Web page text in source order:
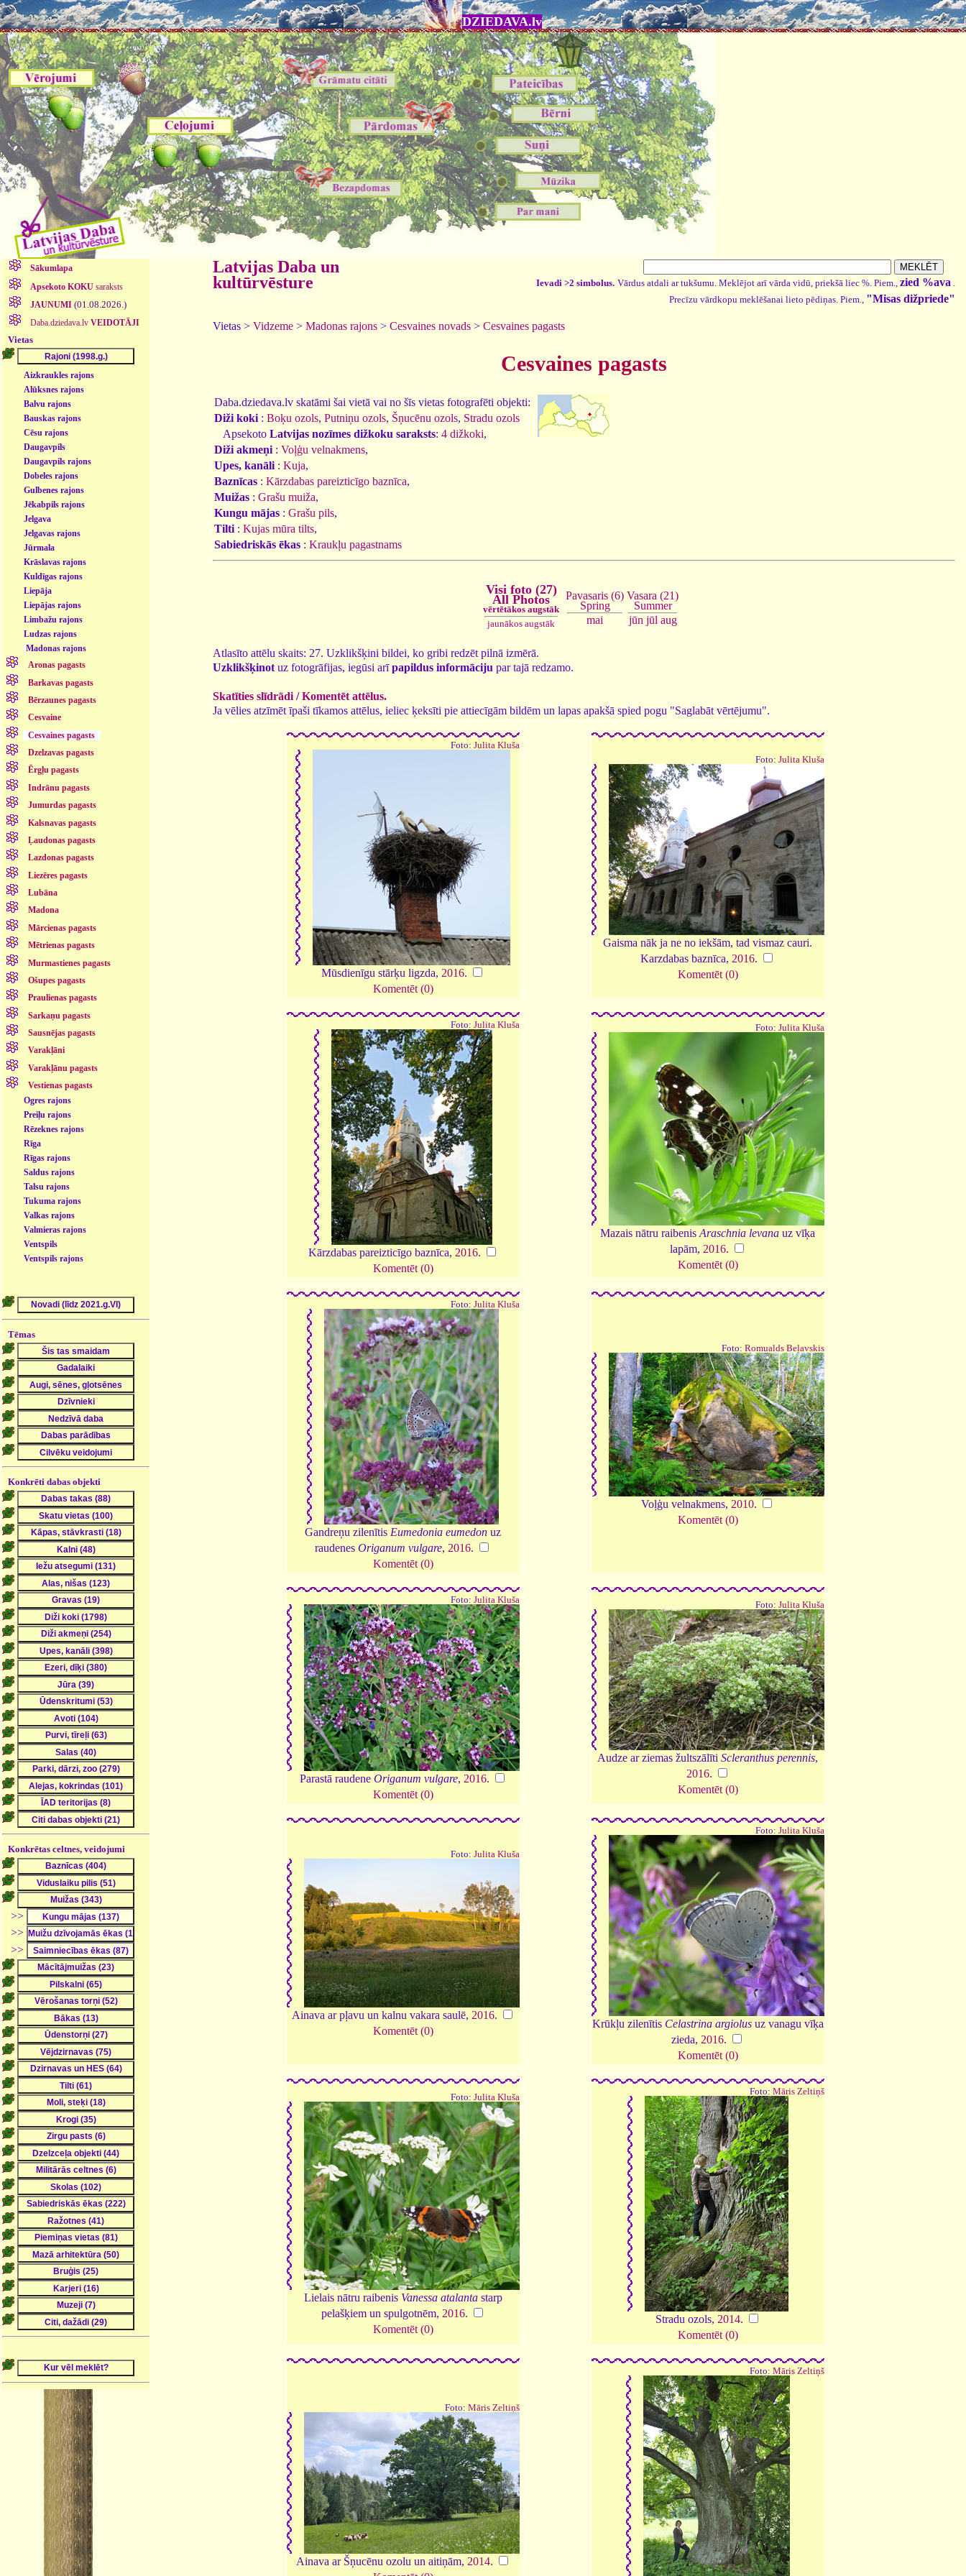
DZIEDAVA.lv
Sākumlapa
Apsekoto KOKUsaraksts
JAUNUMI (01.08.2026.)
Daba.dziedava.lv VEIDOTĀJI
Vietas
Aizkraukles rajons
Alūksnes rajons
Balvu rajons
Bauskas rajons
Cēsu rajons
Daugavpils
Daugavpils rajons
Dobeles rajons
Gulbenes rajons
Jēkabpils rajons
Jelgava
Jelgavas rajons
Jūrmala
Krāslavas rajons
Kuldīgas rajons
Liepāja
Liepājas rajons
Limbažu rajons
Ludzas rajons
Madonas rajons
Aronas pagasts
Barkavas pagasts
Bērzaunes pagasts
Cesvaine
Cesvaines pagasts
Dzelzavas pagasts
Ērgļu pagasts
Indrānu pagasts
Jumurdas pagasts
Kalsnavas pagasts
Ļaudonas pagasts
Lazdonas pagasts
Liezēres pagasts
Lubāna
Madona
Mārcienas pagasts
Mētrienas pagasts
Murmastienes pagasts
Ošupes pagasts
Praulienas pagasts
Sarkaņu pagasts
Sausnējas pagasts
Varakļāni
Varakļānu pagasts
Vestienas pagasts
Ogres rajons
Preiļu rajons
Rēzeknes rajons
Rīga
Rīgas rajons
Saldus rajons
Talsu rajons
Tukuma rajons
Valkas rajons
Valmieras rajons
Ventspils
Ventspils rajons
Tēmas
Konkrēti dabas objekti
Konkrētas celtnes, veidojumi
>>
>>
>>
Latvijas Daba un
kultūrvēsture
Ievadi >2 simbolus. Vārdus atdali ar tukšumu. Meklējot arī vārda vidū, priekšā liec %. Piem., zied %ava .
Precīzu vārdkopu meklēšanai lieto pēdiņas. Piem., "Misas dižpriede"
Vietas > Vidzeme > Madonas rajons > Cesvaines novads > Cesvaines pagasts
Cesvaines pagasts
Daba.dziedava.lv skatāmi šai vietā vai no šīs vietas fotografēti objekti:
Diži koki : Boķu ozols, Putniņu ozols, Šņucēnu ozols, Stradu ozols
Apsekoto Latvijas nozīmes dižkoku saraksts: 4 dižkoki,
Diži akmeņi : Voļģu velnakmens,
Upes, kanāli : Kuja,
Baznīcas : Kārzdabas pareizticīgo baznīca,
Muižas : Grašu muiža,
Kungu mājas : Grašu pils,
Tilti : Kujas mūra tilts,
Sabiedriskās ēkas : Kraukļu pagastnams
Visi foto (27)
All Photos
vērtētākos augstāk
jaunākos augstāk
Pavasaris (6)
Spring
mai
Vasara (21)
Summer
jūn jūl aug
Atlasīto attēlu skaits: 27. Uzklikšķini bildei, ko gribi redzēt pilnā izmērā.
Uzklikšķinot uz fotogrāfijas, iegūsi arīpapildus informāciju par tajā redzamo.
Skatīties slīdrādi /Komentēt attēlus.
Ja vēlies atzīmēt īpaši tīkamos attēlus, ieliec ķeksīti pie attiecīgām bildēm un lapas apakšā spied pogu "Saglabāt vērtējumu".
Foto: Julita Kluša
Mūsdienīgu stārķu ligzda, 2016.
Komentēt (0)
Foto: Julita Kluša
Gaisma nāk ja ne no iekšām, tad vismaz cauri.
Karzdabas baznīca, 2016.
Komentēt (0)
Foto: Julita Kluša
Kārzdabas pareizticīgo baznīca, 2016.
Komentēt (0)
Foto: Julita Kluša
Mazais nātru raibenis Araschnia levana uz vīķa
lapām, 2016.
Komentēt (0)
Foto: Julita Kluša
Gandreņu zilenītis Eumedonia eumedon uz
raudenes Origanum vulgare, 2016.
Komentēt (0)
Foto: Romualds Beļavskis
Voļģu velnakmens, 2010.
Komentēt (0)
Foto: Julita Kluša
Parastā raudene Origanum vulgare, 2016.
Komentēt (0)
Foto: Julita Kluša
Audze ar ziemas žultszālīti Scleranthus perennis,
2016.
Komentēt (0)
Foto: Julita Kluša
Ainava ar pļavu un kalnu vakara saulē, 2016.
Komentēt (0)
Foto: Julita Kluša
Krūkļu zilenītis Celastrina argiolusuz vanagu vīķa
zieda, 2016.
Komentēt (0)
Foto: Julita Kluša
Lielais nātru raibenis Vanessa atalantastarp
pelašķiem un spulgotnēm, 2016.
Komentēt (0)
Foto: Māris Zeltiņš
Stradu ozols, 2014.
Komentēt (0)
Foto: Māris Zeltiņš
Ainava ar Šņucēnu ozolu un aitiņām, 2014.
Foto: Māris Zeltiņš